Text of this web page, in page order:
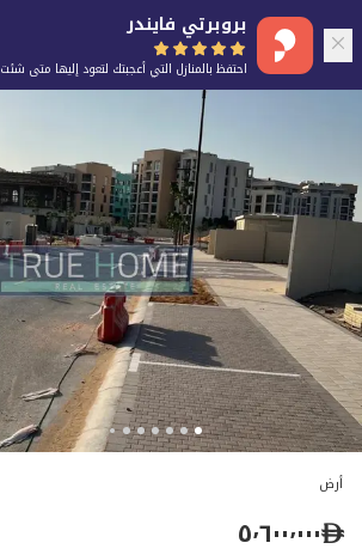
بروبرتي فايندر
احتفظ بالمنازل التي أعجبتك لتعود إليها متى شئت
أرض
٥٬٦٠٠٬٠٠٠